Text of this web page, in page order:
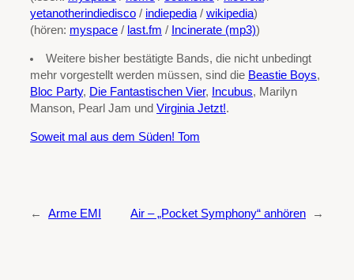
yetanotherindiedisco / indiepedia/ wikipedia)
(hören: myspace / last.fm / Incinerate (mp3))
Weitere bisher bestätigte Bands, die nicht unbedingt
mehr vorgestellt werden müssen, sind die Beastie Boys,
Bloc Party, Die Fantastischen Vier, Incubus, Marilyn
Manson, Pearl Jam und Virginia Jetzt!.
Soweit mal aus dem Süden! Tom
← Arme EMI Air – „Pocket Symphony“ anhören →